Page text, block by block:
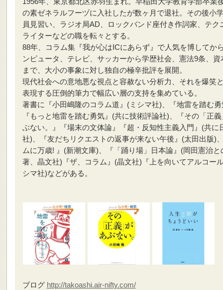
1956年、東京都北区赤羽生まれ。早稲田大学教育学部卒業
の素ゼネラルフーヅに入社したが数ヶ月で退社。その後小
員見習い、ラジオ局AD、ロックバンド座付き作詞家、テク
ライターなどの職を転々とする。
88年、コラム集『我が心はICにあらず』で人気を博してか
ンピュータ、テレビ、サッカーから学歴社会、憲法9条、資
まで、大小の事象に対し独自の極辛批評を展開。
現代社会への意地悪な視点と容赦ない分析力、それを爆笑
表現する圧倒的筆力で幅広い層の支持を集めている。
著書に『小田嶋隆のコラム道』(ミシマ社)、『地雷を踏む勇
『もっと地雷を踏む勇気』(共に技術評論社)、『その「正
ぶない。』『場末の文体論』『超・反知性主義入門』(共に
社)、『友だちリクエストの返事が来ない午後』(太田出版)
ムに万歳! 』(新潮文庫)、『「踊り場」日本論』(岡田憲治と
著、晶文社)『ザ、コラム』(晶文社)『上を向いてアルコー
シマ社)などがある。
ブログ http://takoashi.air-nifty.com/